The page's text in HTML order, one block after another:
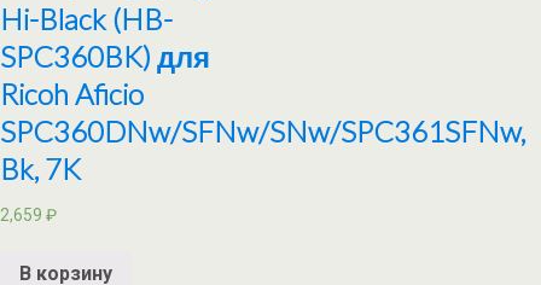
Hi-Black (HB-
SPC360BK) для
Ricoh Aficio
SPC360DNw/SFNw/SNw/SPC361SFNw,
Bk, 7K
2,659 ₽
В корзину